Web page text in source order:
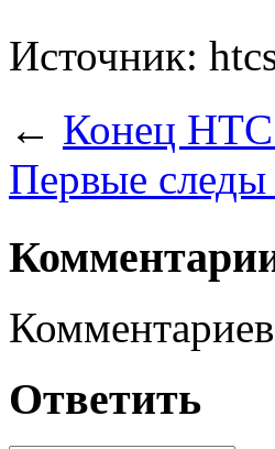
Источник:
← Конец
Первые
Ответить